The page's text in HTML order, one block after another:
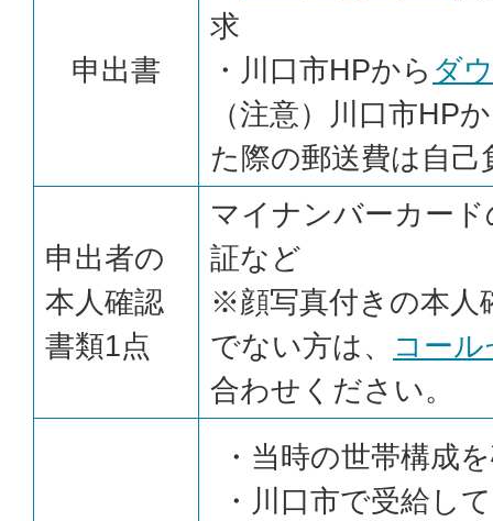
申出書
求
・川口市HPから ダ
（注意）川口市HP
た際の郵送費は自
申出者の
本人確認
書類1点
マイナンバーカー
証など
※顔写真付きの本人
でない方は、
コー
合わせください。
・当時の世帯構成
・川口市で受給し